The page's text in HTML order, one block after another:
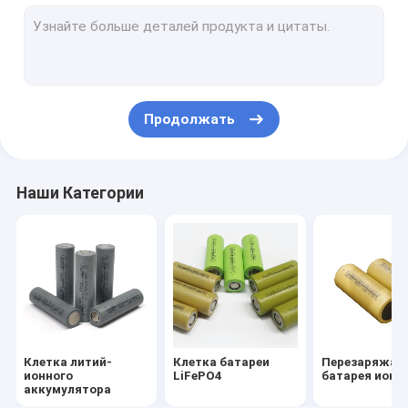
батарея 2200mah 18650
батарея 26650 4000mah
26650 батарея 5000mah
Батарея LMFP
Блок питания батареи
Продолжать
Наши Категории
Клетка литий-
ионного
аккумулятора
Клетка батареи
LiFePO4
батарея иона